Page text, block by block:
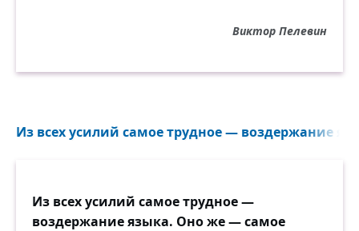
Виктор Пелевин
Из всех усилий самое трудное — воздержание
Из всех усилий самое трудное —
воздержание языка. Оно же — самое